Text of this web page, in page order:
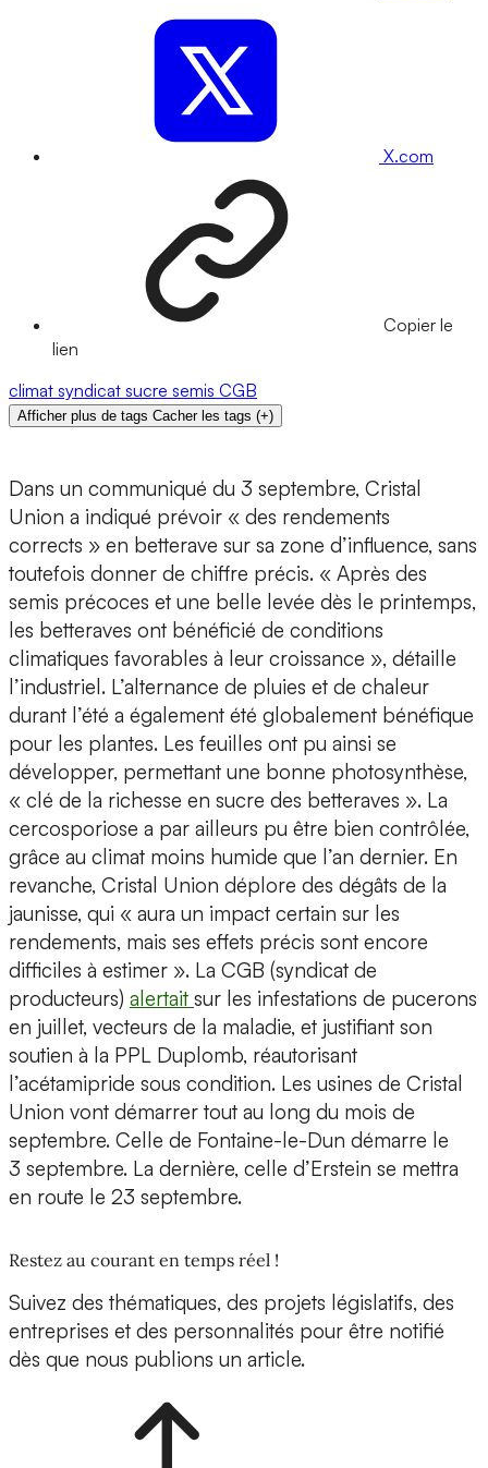
X.com
Copier le
lien
climat syndicat sucre semis CGB
Afficher plus de tags Cacher les tags (+)
Dans un communiqué du 3 septembre, Cristal
Union a indiqué prévoir « des rendements
corrects » en betterave sur sa zone d’influence, sans
toutefois donner de chiffre précis. « Après des
semis précoces et une belle levée dès le printemps,
les betteraves ont bénéficié de conditions
climatiques favorables à leur croissance », détaille
l’industriel. L’alternance de pluies et de chaleur
durant l’été a également été globalement bénéfique
pour les plantes. Les feuilles ont pu ainsi se
développer, permettant une bonne photosynthèse,
« clé de la richesse en sucre des betteraves ». La
cercosporiose a par ailleurs pu être bien contrôlée,
grâce au climat moins humide que l’an dernier. En
revanche, Cristal Union déplore des dégâts de la
jaunisse, qui « aura un impact certain sur les
rendements, mais ses effets précis sont encore
difficiles à estimer ». La CGB (syndicat de
producteurs) alertait sur les infestations de pucerons
en juillet, vecteurs de la maladie, et justifiant son
soutien à la PPL Duplomb, réautorisant
l’acétamipride sous condition. Les usines de Cristal
Union vont démarrer tout au long du mois de
septembre. Celle de Fontaine-le-Dun démarre le
3 septembre. La dernière, celle d’Erstein se mettra
en route le 23 septembre.
Restez au courant en temps réel !
Suivez des thématiques, des projets législatifs, des
entreprises et des personnalités pour être notifié
dès que nous publions un article.